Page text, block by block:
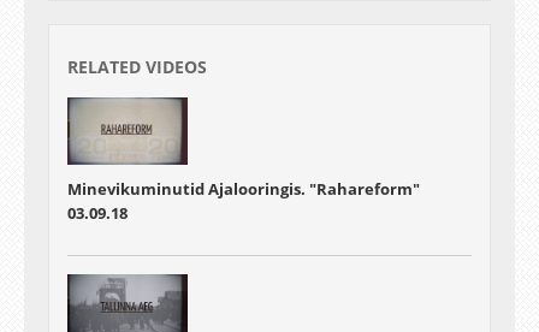
RELATED VIDEOS
Minevikuminutid Ajalooringis. "Rahareform"
03.09.18